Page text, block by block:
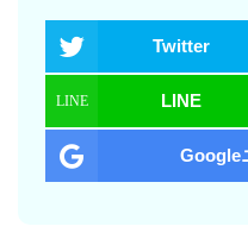
Twitter
LINE
Google